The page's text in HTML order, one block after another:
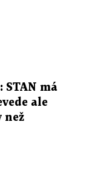
má
ale
než